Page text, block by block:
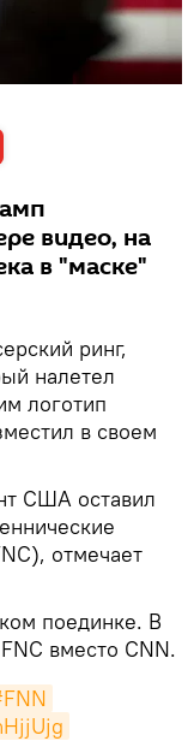
видео, на
в "маске"
ринг,
налетел
логотип
в своем
США оставил
отмечает
поединке. В
вместо CNN.